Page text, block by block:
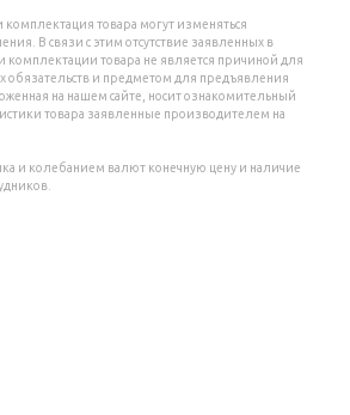
товара могут изменяться
В связи с этим отсутствие заявленных в
комплектации товара не является причиной для
обязательств и предметом для предъявления
на нашем сайте, носит ознакомительный
товара заявленные производителем на
и колебанием валют конечную цену и наличие